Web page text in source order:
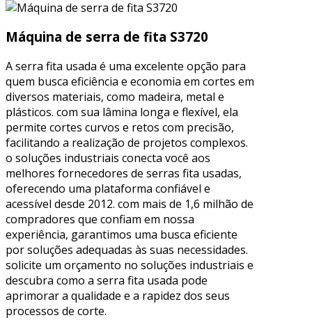
Máquina de serra de fita S3720
A serra fita usada é uma excelente opção para
quem busca eficiência e economia em cortes em
diversos materiais, como madeira, metal e
plásticos. com sua lâmina longa e flexível, ela
permite cortes curvos e retos com precisão,
facilitando a realização de projetos complexos.
o soluções industriais conecta você aos
melhores fornecedores de serras fita usadas,
oferecendo uma plataforma confiável e
acessível desde 2012. com mais de 1,6 milhão de
compradores que confiam em nossa
experiência, garantimos uma busca eficiente
por soluções adequadas às suas necessidades.
solicite um orçamento no soluções industriais e
descubra como a serra fita usada pode
aprimorar a qualidade e a rapidez dos seus
processos de corte.